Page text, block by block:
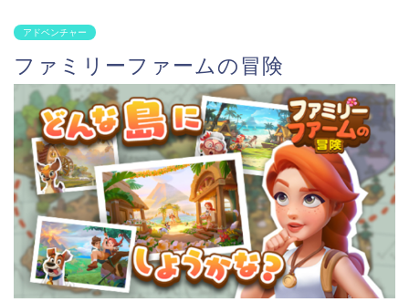
アドベンチャー
ファミリーファームの冒険